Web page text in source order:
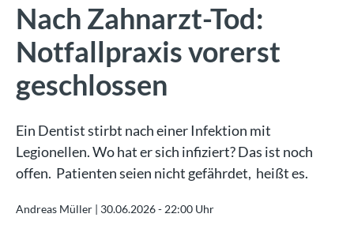
Nach Zahnarzt-Tod:
Notfallpraxis vorerst
geschlossen
Ein Dentist stirbt nach einer Infektion mit
Legionellen. Wo hat er sich infiziert? Das ist noch
offen. Patienten seien nicht gefährdet, heißt es.
Andreas Müller | 30.06.2026 - 22:00 Uhr